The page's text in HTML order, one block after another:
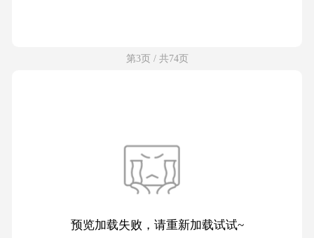
第3页 / 共74页
预览加载失败，请重新加载试试~